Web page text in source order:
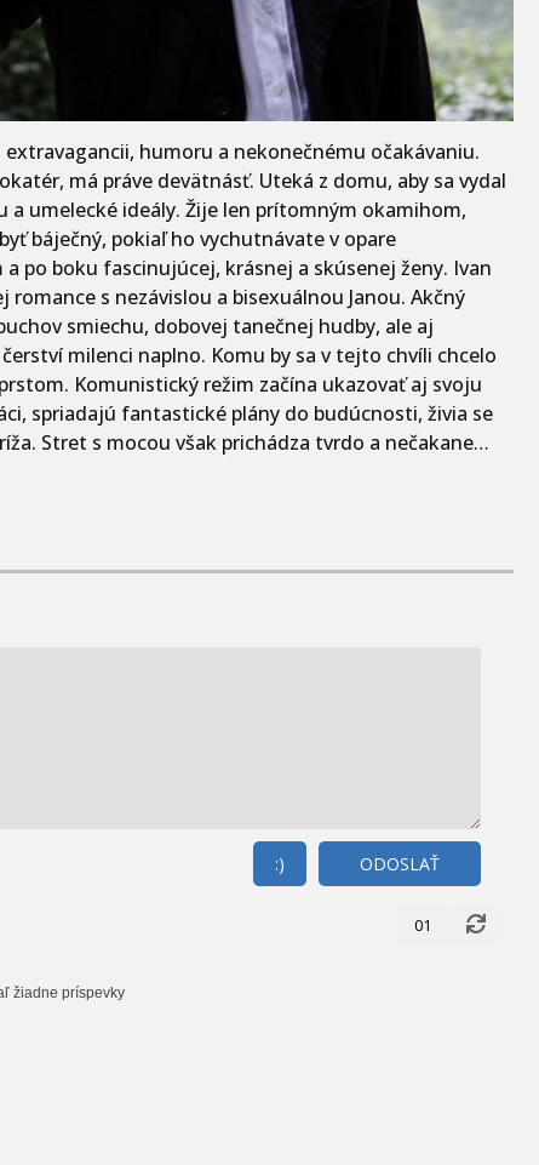
humoru a nekonečnému očakávaniu.
má práve devätnásť. Uteká z domu, aby sa vydal
umelecké ideály. Žije len prítomným okamihom,
báječný, pokiaľ ho vychutnávate v opare
po boku fascinujúcej, krásnej a skúsenej ženy. Ivan
s nezávislou a bisexuálnou Janou. Akčný
smiechu, dobovej tanečnej hudby, ale aj
milenci naplno. Komu by sa v tejto chvíli chcelo
Komunistický režim začína ukazovať aj svoju
spriadajú fantastické plány do budúcnosti, živia se
Stret s mocou však prichádza tvrdo a nečakane…
ODOSLAŤ
:)
01
žiadne príspevky